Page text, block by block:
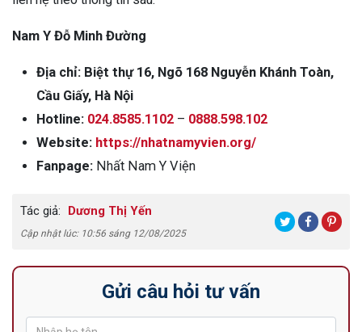
Nam Y Đỗ Minh Đường
Địa chỉ: Biệt thự 16, Ngõ 168 Nguyễn Khánh Toàn,
Cầu Giấy, Hà Nội
Hotline: 024.8585.1102 – 0888.598.102
Website: https://nhatnamyvien.org/
Fanpage: Nhất Nam Y Viện
Tác giả: Dương Thị Yến
Cập nhật lúc: 10:56 sáng 12/08/2025
Gửi câu hỏi tư vấn